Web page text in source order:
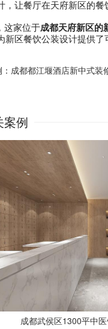
，让餐厅在天府新区的
这家位于成都天府新区的
新区餐饮公装设计提供
成都都江堰酒店新中式装
案例
成都武侯区1300平中